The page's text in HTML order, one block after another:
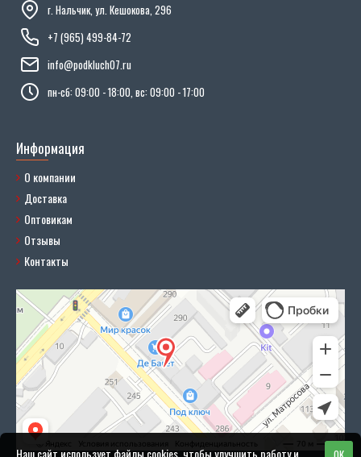
г. Нальчик, ул. Кешокова, 296
+7 (965) 499-84-72
info@podkluch07.ru
пн-сб: 09:00 - 18:00, вс: 09:00 - 17:00
Информация
О компании
Доставка
Оптовикам
Отзывы
Контакты
Наш сайт использует файлы cookies, чтобы улучшить работу и